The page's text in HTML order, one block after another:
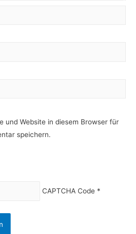
und Website in diesem Browser für
speichern.
CAPTCHA Code*